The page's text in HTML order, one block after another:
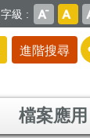
字級
進階搜尋
檔案應用